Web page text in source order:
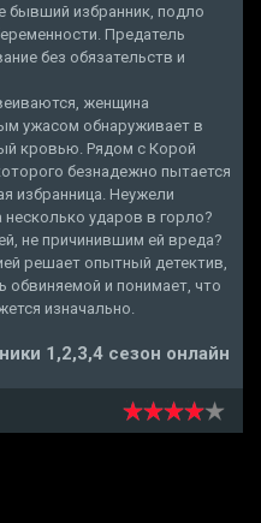
бывший избранник, подло
Предатель
без обязательств и
женщина
ужасом обнаруживает в
кровью. Рядом с Корой
безнадежно пытается
избранница. Неужели
несколько ударов в горло?
не причинившим ей вреда?
решает опытный детектив,
обвиняемой и понимает, что
изначально.
1,2,3,4 сезон онлайн